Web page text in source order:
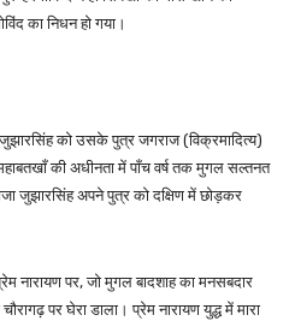
का निधन हो गया।
को उसके पुत्र जगराज (विक्रमादित्य)
की अधीनता में पाँच वर्ष तक मुगल सल्तनत
जुझारसिंह अपने पुत्र को दक्षिण में छोड़कर
नारायण पर, जो मुगल बादशाह का मनसबदार
पर घेरा डाला। प्रेम नारायण युद्ध में मारा